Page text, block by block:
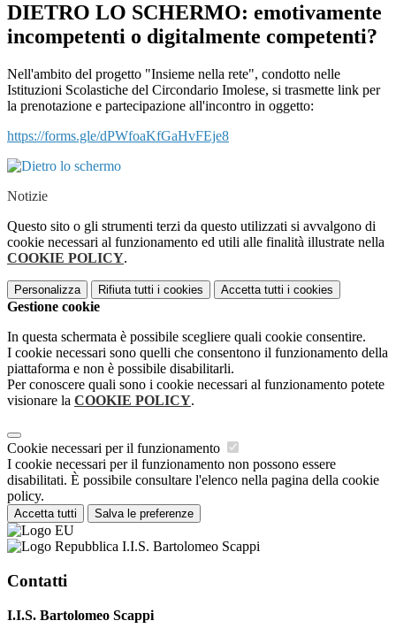
DIETRO LO SCHERMO: emotivamente
incompetenti o digitalmente competenti?
Nell'ambito del progetto "Insieme nella rete", condotto nelle
Istituzioni Scolastiche del Circondario Imolese, si trasmette link per
la prenotazione e partecipazione all'incontro in oggetto:
https://forms.gle/dPWfoaKfGaHvFEje8
Notizie
Questo sito o gli strumenti terzi da questo utilizzati si avvalgono di
cookie necessari al funzionamento ed utili alle finalità illustrate nella
COOKIE POLICY.
Personalizza Rifiuta tutti i cookies Accetta tutti i cookies
Gestione cookie
In questa schermata è possibile scegliere quali cookie consentire.
I cookie necessari sono quelli che consentono il funzionamento della
piattaforma e non è possibile disabilitarli.
Per conoscere quali sono i cookie necessari al funzionamento potete
visionare la COOKIE POLICY.
Cookie necessari per il funzionamento
I cookie necessari per il funzionamento non possono essere
disabilitati. È possibile consultare l'elenco nella pagina della cookie
policy.
Accetta tutti Salva le preferenze
I.I.S. Bartolomeo Scappi
Contatti
I.I.S. Bartolomeo Scappi